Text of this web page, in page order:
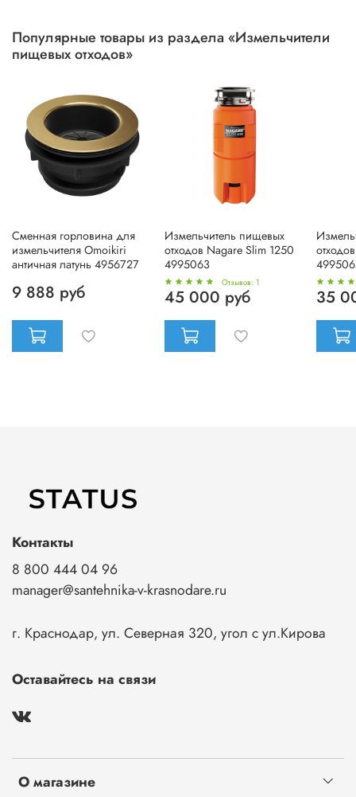
Популярные товары из раздела «Измельчители
пищевых отходов»
Cменная горловина для
измельчителя Omoikiri
античная латунь 4956727
9 888 руб
Измельчитель пищевых
отходов Nagare Slim 1250
4995063
Отзывов: 1
45 000 руб 35
О магазине
Контакты
8 800 444 04 96
manager@santehnika-v-krasnodare.ru
г. Краснодар, ул. Северная 320, угол с ул.Кирова
Оставайтесь на связи